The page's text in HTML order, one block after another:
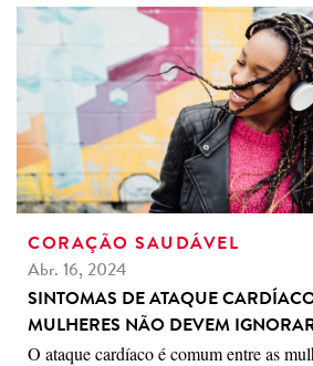
CORAÇÃO SAUDÁVEL
Abr. 16, 2024
SINTOMAS DE ATAQUE
MULHERES NÃO DEVEM
O ataque cardíaco é comum entre as